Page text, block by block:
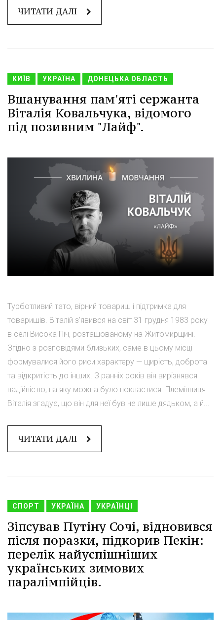
ЧИТАТИ ДАЛІ
КИЇВ УКРАЇНА ДОНЕЦЬКА ОБЛАСТЬ
Вшанування пам'яті сержанта
Віталія Ковальчука, відомого
під позивним "Лайф".
Турботливий тато, вірний товариш і підтримка для
товаришів. Віталій з'явився на світ 31 грудня 1983 року
в селі Висока Піч, розташованому на Житомирщині.
Згідно з розповідями близьких, саме в цьому місці
формувалися його риси характеру — щирість, доброта
та відкритість до інших. З ранніх років він вирізнявся
надійністю, на яку можна було покластися. Племінниця
Віталія згадує, що він для неї був не лише дядьком, а й...
ЧИТАТИ ДАЛІ
СПОРТ УКРАЇНА УКРАЇНЦІ
Зіпсував Путіну Сочі, відновився
після поразки, підкорив Пекін:
перелік найуспішніших
українських зимових
паралімпійців.